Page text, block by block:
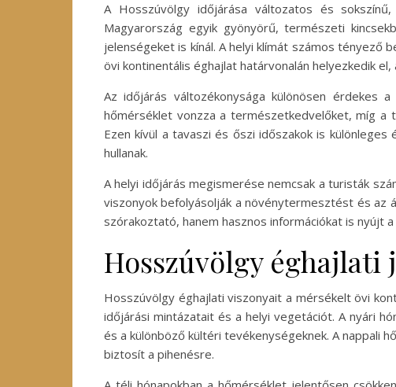
A Hosszúvölgy időjárása változatos és
Magyarország egyik gyönyörű, természeti
jelenségeket is kínál. A helyi klímát számos tényező
övi kontinentális éghajlat határvonalán helyezkedik
Az időjárás változékonysága különösen érdekes
hőmérséklet vonzza a természetkedvelőket, míg a
Ezen kívül a tavaszi és őszi időszakok is
hullanak.
A helyi időjárás megismerése nemcsak a turisták
viszonyok befolyásolják a növénytermesztést és az
szórakoztató, hanem hasznos információkat is nyújt
Hosszúvölgy éghajlati
Hosszúvölgy éghajlati viszonyait a mérsékelt övi
időjárási mintázatait és a helyi vegetációt. A nyári
és a különböző kültéri tevékenységeknek. A nappali
biztosít a pihenésre.